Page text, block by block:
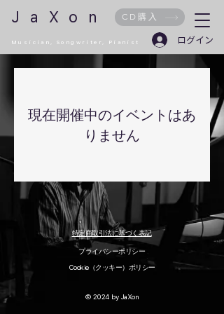
JaXon CD購入
Musician,Songwriter , Pianist ログイン
現在開催中のイベントはあ
りません
特定商取引法に基づく表記
プライバシーポリシー
Cookie（クッキー）ポリシー
© 2024 by JaXon